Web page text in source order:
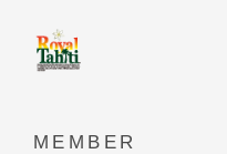
MEMBER